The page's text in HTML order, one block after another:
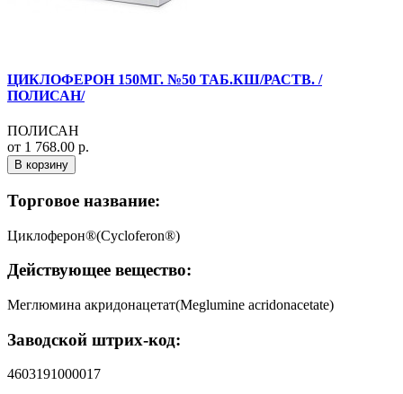
ЦИКЛОФЕРОН 150МГ. №50 ТАБ.КШ/РАСТВ. /
ПОЛИСАН/
ПОЛИСАН
от 1 768.00 р.
В корзину
Торговое название:
Циклоферон®(Cycloferon®)
Действующее вещество:
Меглюмина акридонацетат(Meglumine acridоnacetate)
Заводской штрих-код:
4603191000017